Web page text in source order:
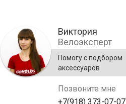
Виктория
Велоэксперт
Помогу с подбором
аксессуаров
Позвоните мне
+7(918) 373-07-07